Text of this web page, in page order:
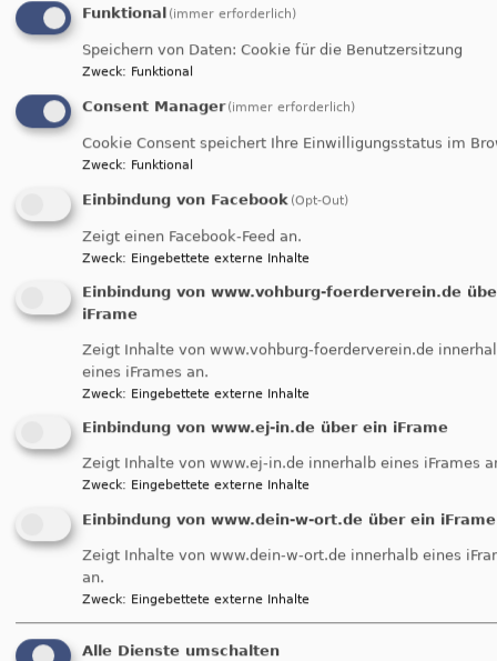
Startseite Kirchenvorstandssitzung auf der Baustelle
auf der Baustelle
Die Sitzung des
Kirchenvorstandes am
17.06.2019 hat auf der
stattgefunden. Mit dabei
waren Gäste aus dem
Landeskirchenamt und dem Bauausschuss des
Dekanats.
Das durchführende Architekturbüro hat dabei die
Planungen für die Ausgestaltung des Sakralraumes
anhand von Modellen vorgestellt.
Diese wurden durchaus kontrovers diskutiert.
Die Ergebnisse?
Funktional (immer erforderlich)
Speichern von Daten: Cookie für die Benutzersitzung
Zweck: Funktional
Consent Manager (immer erforderlich)
Cookie Consent speichert Ihre Einwilligungsstatus im
Zweck: Funktional
Einbindung von Facebook (Opt-Out)
Zeigt einen Facebook-Feed an.
Zweck: Eingebettete externe Inhalte
Einbindung von www.vohburg-foerderverein.de
iFrame
Zeigt Inhalte von www.vohburg-foerderverein.de
eines iFrames an.
Zweck: Eingebettete externe Inhalte
Einbindung von www.ej-in.de über ein iFrame
Zeigt Inhalte von www.ej-in.de innerhalb eines iFrames
Zweck: Eingebettete externe Inhalte
Einbindung von www.dein-w-ort.de über ein iFrame
Zeigt Inhalte von www.dein-w-ort.de innerhalb eines
an.
Zweck: Eingebettete externe Inhalte
Alle Dienste umschalten